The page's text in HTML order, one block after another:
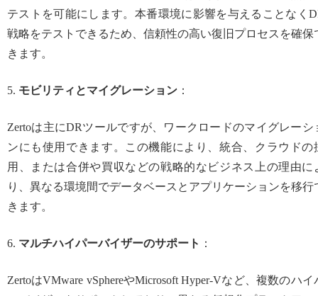
テストを可能にします。本番環境に影響を与えることなく
戦略をテストできるため、信頼性の高い復旧プロセスを確保
きます。
5. モビリティとマイグレーション ：
Zertoは主にDRツールですが、ワークロードのマイグレーシ
ンにも使用できます。この機能により、統合、クラウドの
用、または合併や買収などの戦略的なビジネス上の理由に
り、異なる環境間でデータベースとアプリケーションを移行
きます。
6. マルチハイパーバイザーのサポート ：
ZertoはVMware vSphereやMicrosoft Hyper-Vなど、複数のハイ